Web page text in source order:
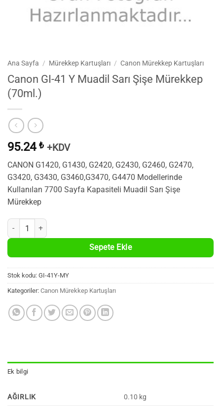
Ana Sayfa / Mürekkep Kartuşları / Canon Mürekkep Kartuşları
Canon GI-41 Y Muadil Sarı Şişe Mürekkep
(70ml.)
95.24 ₺ +KDV
CANON G1420, G1430, G2420, G2430, G2460, G2470,
G3420, G3430, G3460,G3470, G4470 Modellerinde
Kullanılan 7700 Sayfa Kapasiteli Muadil Sarı Şişe
Mürekkep
Canon GI-41 Y Muadil Sarı Şişe Mürekkep (70ml.) adet
Sepete Ekle
Stok kodu: GI-41Y-MY
Kategoriler: Canon Mürekkep Kartuşları
Ek bilgi
AĞIRLIK 0.10 kg